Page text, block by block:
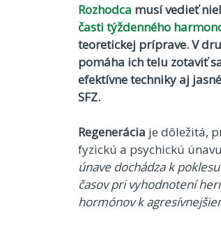
Rozhodca musí vedieť
časti týždenného
teoretickej príprave. V
pomáha ich telu zotaviť
efektívne techniky aj
SFZ.
Regenerácia je dôležitá,
fyzickú a psychickú
únave dochádza k
časov pri vyhodnotení
hormónov k